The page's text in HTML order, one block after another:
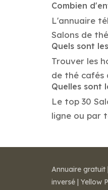
Combien
L'annuaire
Salons de
Quels sont
Trouver les
de thé cafés
Quelles sont
Le top 30
ligne ou par
Annuaire gratuit |
inversé | Yellow